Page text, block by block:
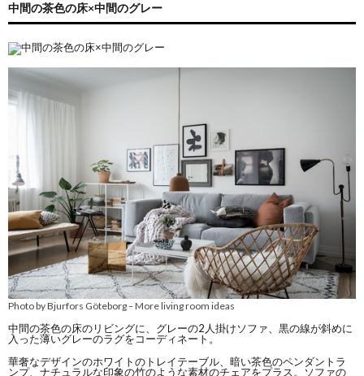
中間の茶色の床×中間のグレー
Photo by Bjurfors Göteborg–More living room ideas
中間の茶色の床のリビングに、グレーの2人掛けソファ、黒の線が斜めに
入った薄いグレーのラグをコーディネート。
華奢なデザインのホワイトのトレイテーブル、暗い茶色のペンダントラ
ンプ、ナチュラルな印象の竹のような素材のチェアをプラス。ソファの